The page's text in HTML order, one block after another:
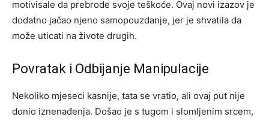
motivisale da prebrode svoje teškoće. Ovaj novi izazov je
dodatno jačao njeno samopouzdanje, jer je shvatila da
može uticati na živote drugih.
Povratak i Odbijanje Manipulacije
Nekoliko mjeseci kasnije, tata se vratio, ali ovaj put nije
donio iznenađenja. Došao je s tugom i slomljenim srcem,